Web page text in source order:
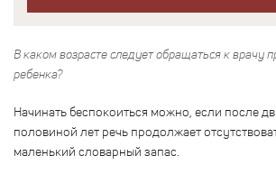
В каком возрасте следует обращаться к врачу
ребенка?
Начинать беспокоиться можно, если после
половиной лет речь продолжает
маленький словарный запас.